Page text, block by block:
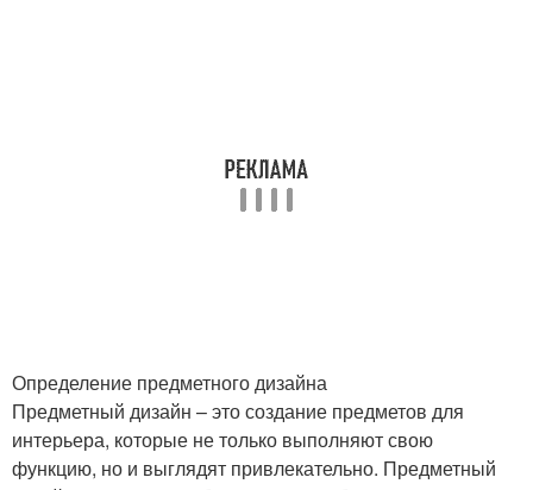
Определение предметного дизайна
Предметный дизайн – это создание предметов для
интерьера, которые не только выполняют свою
функцию, но и выглядят привлекательно. Предметный